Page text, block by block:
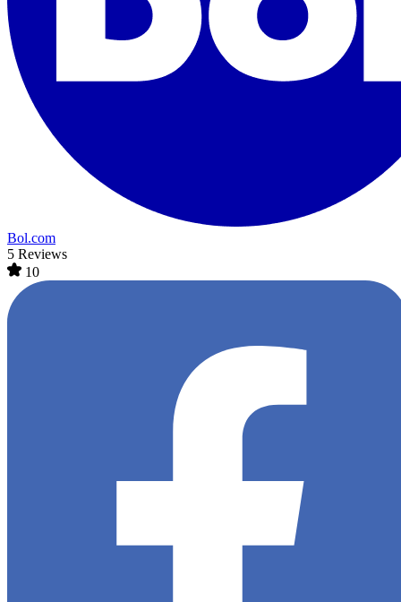
Bol.com
5 Reviews
10